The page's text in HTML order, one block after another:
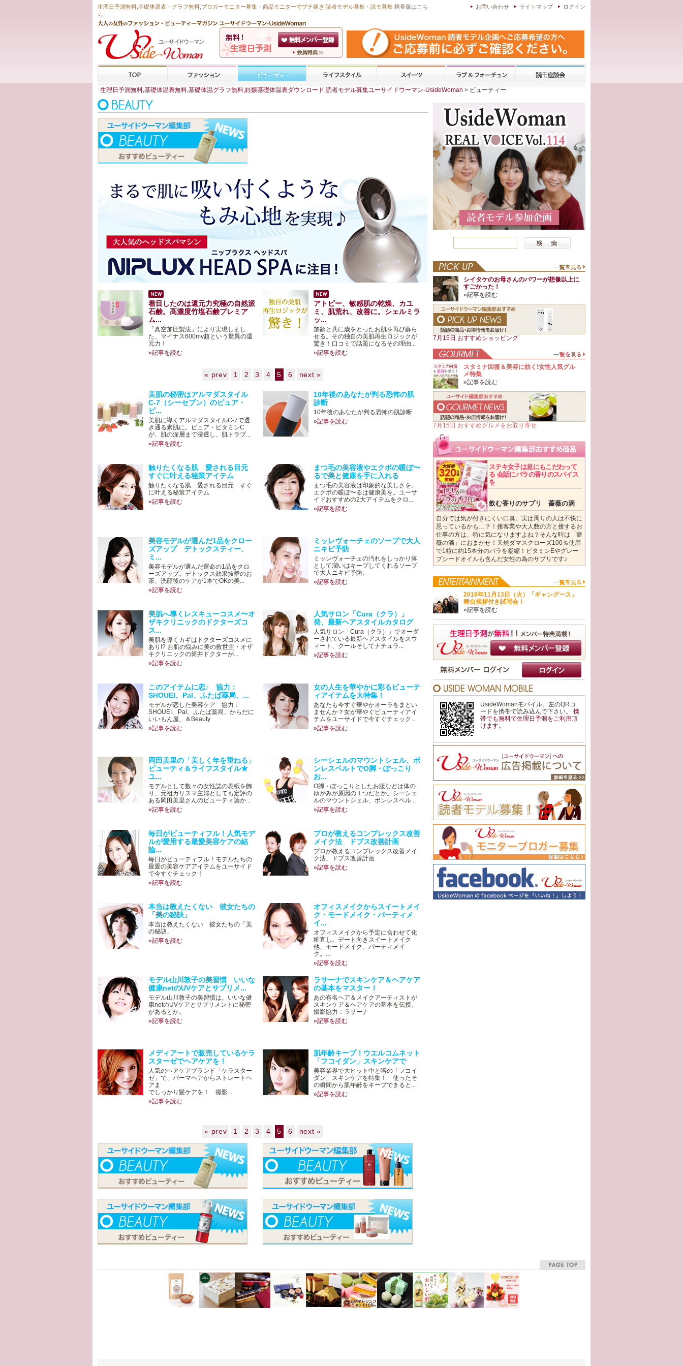
生理日予測無料 基礎体温表・グラフ無料 ,ブロガーモニター募集・商品モニターでプチ稼ぎ ,読者モデル募集・ 読モ募集 携帯版はこち
ら
ログイン
サイトマップ
お問い合わせ
生理日予測無料,基礎体温表無料,基礎体温グラフ無料,妊娠基礎体温表ダウンロード,読者モデル募集ユーサイドウーマン-UsideWoman > ビューティー
着目したのは還元力究極の自然派
石鹸。高濃度竹塩石鹸プレミア
ム...
「真空加圧製法」により実現しまし
た、マイナス600mv超という驚異の還
元力！
»記事を読む
アトピー、敏感肌の乾燥、カユ
ミ、肌荒れ、改善に。シェルミラ
ッ...
加齢と共に歳をとったお肌を再び蘇ら
せる。その独自の美肌再生ロジックが
驚き！口コミで話題になるその理由...
»記事を読む
« prev 1 2 3 4 5 6 next »
美肌の秘密はアルマダスタイル
C-7（シーセブン）のピュア・
ビ...
美肌に導くアルマダスタイルC-7で透
き通る素肌に。ピュア・ビタミンC
が、肌の深層まで浸透し、肌トラブ...
»記事を読む
10年後のあなたが判る恐怖の肌
診断
10年後のあなたが判る恐怖の肌診断
»記事を読む
触りたくなる肌 愛される目元
すぐに叶える秘策アイテム
触りたくなる肌 愛される目元 すぐ
に叶える秘策アイテム
»記事を読む
まつ毛の美容液やエクボの暖ぼ〜
るで美と健康を手に入れる
まつ毛の美容液は印象的な美しさを。
エクボの暖ぼ〜るは健康美を。ユーサ
イドおすすめの2大アイテムをクロ...
»記事を読む
美容モデルが選んだ1品をクロー
ズアップ デトックスティー、
ミ...
美容モデルが選んだ運命の1品をクロ
ーズアップ。デトックス効果抜群のお
茶、洗顔後のケアが1本でOKの美...
»記事を読む
ミッレヴォーチェのソープで大人
ニキビ予防
ミッレヴォーチェの汚れをしっかり落
として潤いはキープしてくれるソープ
で大人ニキビ予防。
»記事を読む
美肌へ導くレスキューコスメ〜オ
ザキクリニックのドクターズコ
ス...
美肌を導くカギはドクターズコスメに
あり!? お肌の悩みに美の救世主・オザ
キクリニックの筒井ドクターが...
»記事を読む
人気サロン「Cura（クラ）」
発、最新ヘアスタイルカタログ
人気サロン「Cura（クラ）」でオーダ
ーされている最新ヘアスタイルをスウ
ィート、クールそしてナチュラ...
»記事を読む
このアイテムに恋♪ 協力：
SHOUEI、Pal、ふたば薬局、...
モデルが恋した美容ケア 協力：
SHOUEI、Pal、ふたば薬局、からだに
いいもん屋、＆Beauty
»記事を読む
女の人生を華やかに彩るビューテ
ィアイテムを大特集！
あなたも今すぐ華やかオーラをまとい
ませんか？女が華やぐビューティアイ
テムをユーサイドで今すぐチェック...
»記事を読む
岡田美里の「美しく年を重ねる」
ビューティ＆ライフスタイル★
ユ...
モデルとして数々の女性誌の表紙を飾
り、元祖カリスマ主婦としても定評の
ある岡田美里さんのビューティ論か...
»記事を読む
シーシェルのマウントシェル、ボ
ンレスベルトでO脚・ぽっこり
お...
O脚・ぽっこりとしたお腹などは体の
ゆがみが原因の１つだとか。シーシェ
ルのマウントシェル、ボンレスベル...
»記事を読む
毎日がビューティフル！人気モデ
ルが愛用する最愛美容ケアの結
論...
毎日がビューティフル！モデルたちの
最愛の美容ケアアイテムをユーサイド
で今すぐチェック！
»記事を読む
プロが教えるコンプレックス改善
メイク法 ドブス改善計画
プロが教えるコンプレックス改善メイ
ク法、ドブス改善計画
»記事を読む
本当は教えたくない 彼女たちの
「美の秘訣」
本当は教えたくない 彼女たちの「美
の秘訣」
»記事を読む
オフィスメイクからスイートメイ
ク・モードメイク・パーティメ
イ...
オフィスメイクから予定に合わせて化
粧直し。デート向きスイートメイク
他、モードメイク、パーティメイ
ク。...
»記事を読む
モデル山川敦子の美習慣 いいな
健康netのUVケアとサプリメ...
モデル山川敦子の美習慣は、いいな健
康netのUVケアとサプリメントに秘密
があるとか。
»記事を読む
ラサーナでスキンケア＆ヘアケア
の基本をマスター！
あの有名ヘア＆メイクアーティストが
スキンケア＆ヘアケアの基本を伝授。
撮影協力：ラサーナ
»記事を読む
メディアートで販売しているケラ
スターゼでヘアケアを！
人気のヘアケアブランド「ケラスター
ゼ」で、パーマヘアからストレートヘ
アま
でしっかり髪ケアを！ 撮影...
»記事を読む
肌年齢キープ！ウエルコムネット
「フコイダン」スキンケアで
美容業界で大ヒット中と噂の「フコイ
ダン」スキンケアを特集！ 使ったそ
の瞬間から肌年齢をキープできると...
»記事を読む
« prev 1 2 3 4 5 6 next »
シイタケのお母さんのパワーが想像以上に
すごかった！
»記事を読む
7月15日 おすすめショッピング
スタミナ回復＆美容に効く!女性人気グル
メ特集
»記事を読む
7月15日 おすすめグルメをお取り寄せ
ステキ女子は息にもこだわって
る 会話にバラの香りのスパイス
を
飲む香りのサプリ 薔薇の滴
自分では気が付きにくい口臭。実は周りの人は不快に
思っているかも…？！接客業や大人数の方と接するお
仕事の方は、特に気になりますよね？そんな時は「薔
薇の滴」におまかせ！天然ダマスクローズ100％使用
で1粒に約15本分のバラを凝縮！ビタミンEやグレー
プシードオイルも含んだ女性の為のサプリです♪
2018年11月13日（火）「ギャングース」
舞台挨拶付き試写会！
»記事を読む
UsideWomanモバイル。左のQRコ
ードを携帯で読み込んで下さい。 携
帯でも無料で生理日予測 をご利用頂
けます。